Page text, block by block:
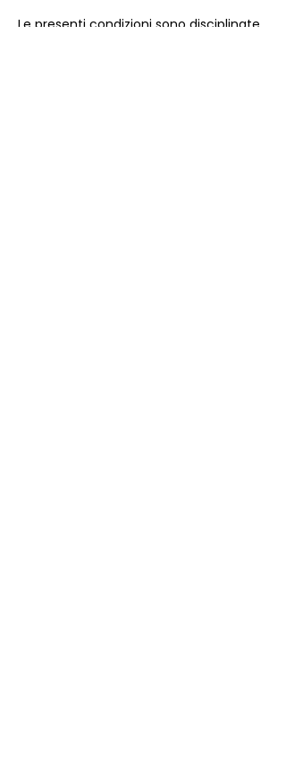
Le presenti condizioni sono disciplinate